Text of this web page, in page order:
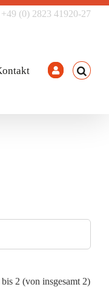
+49 (0) 2823 41920-27
2 (von insgesamt 2)